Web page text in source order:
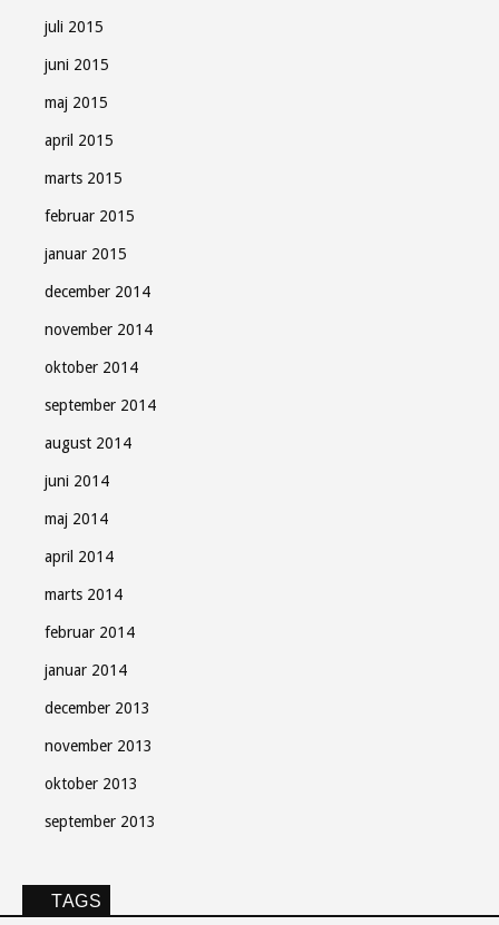
juli 2015
juni 2015
maj 2015
april 2015
marts 2015
februar 2015
januar 2015
december 2014
november 2014
oktober 2014
september 2014
august 2014
juni 2014
maj 2014
april 2014
marts 2014
februar 2014
januar 2014
december 2013
november 2013
oktober 2013
september 2013
TAGS